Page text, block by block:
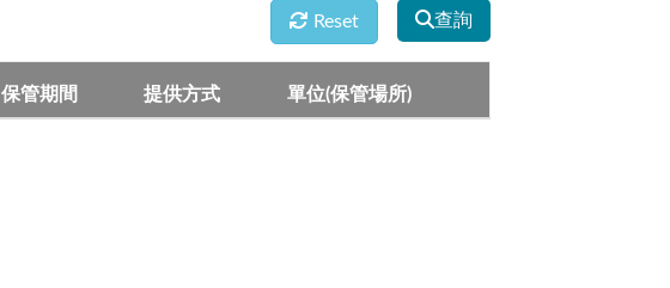
查詢
Reset
保管期間 提供方式 單位(保管場所)